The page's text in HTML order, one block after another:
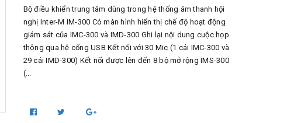
Bộ điều khiển trung tâm dùng trong hệ thống âm thanh hội
nghị Inter-M IM-300 Có màn hình hiển thị chế độ hoạt động
giám sát của IMC-300 và IMD-300 Ghi lại nội dung cuộc họp
thông qua hệ cổng USB Kết nối với 30 Mic (1 cái IMC-300 và
29 cái IMD-300) Kết nối được lên đến 8 bộ mở rộng IMS-300
(...